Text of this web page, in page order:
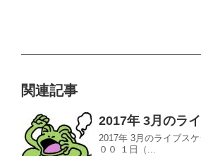
関連記事
2017年 3月のラ
2017年 3月のライブス
００ １日（...